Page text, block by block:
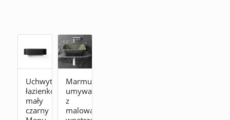
Uchwyt
łazienkowy
mały
czarny
Marmurowa
umywalka
z
malowanym